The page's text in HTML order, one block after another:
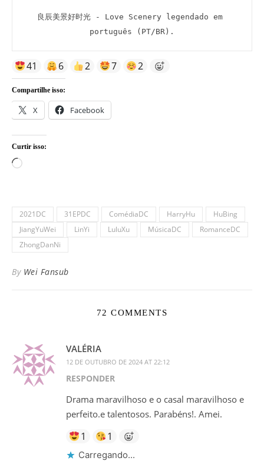
良辰美景好时光 - Love Scenery legendado em
português (PT/BR).
41 6 2 7 2
Compartilhe isso:
X Facebook
Curtir isso:
Carregando...
2021DC 31EPDC ComédiaDC HarryHu
HuBing
JiangYuWei
LinYi LuluXu MúsicaDC
RomanceDC
ZhongDanNi
By Wei Fansub
72 COMMENTS
VALÉRIA
12 DE OUTUBRO DE 2024 AT 22:12
RESPONDER
Drama maravilhoso e o casal maravilhoso e
perfeito.e talentosos. Parabéns!. Amei.
1 1
Carregando...